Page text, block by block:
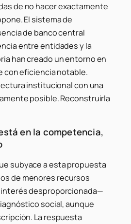
de no hacer exactamente
El sistema de
de banco central
entre entidades y la
han creado un entorno en
con eficiencia notable.
institucional con una
posible. Reconstruirla
en la competencia,
subyace a esta propuesta
de menores recursos
interés desproporcionada—
social, aunque
La respuesta